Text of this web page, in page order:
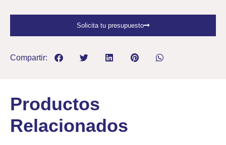
Solicita tu presupuesto
Compartir:
Productos
Relacionados